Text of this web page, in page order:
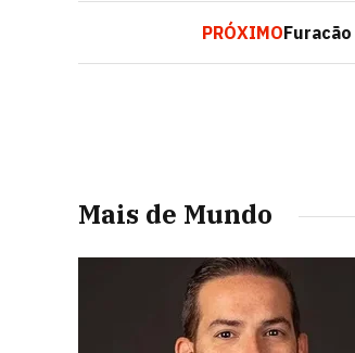
PRÓXIMO
Mais de Mundo